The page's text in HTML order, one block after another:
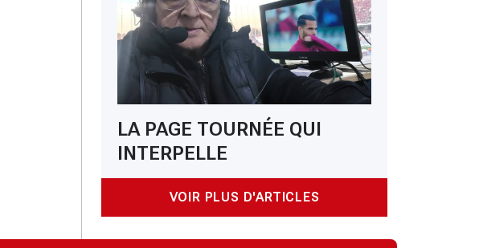
LA PAGE TOURNÉE QUI
INTERPELLE
VOIR PLUS D'ARTICLES